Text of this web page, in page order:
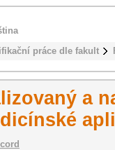
práce dle fakult
a